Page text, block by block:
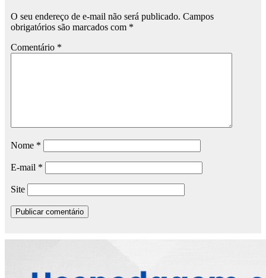
O seu endereço de e-mail não será publicado. Campos
obrigatórios são marcados com *
Comentário *
Nome *
E-mail *
Site